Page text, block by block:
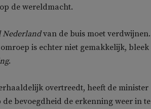
de wereldmacht.
Nederlandvan de buis moet verdwijnen.
is echter niet gemakkelijk, bleek
.
overtreedt, heeft de minister
bevoegdheid de erkenning weer in te